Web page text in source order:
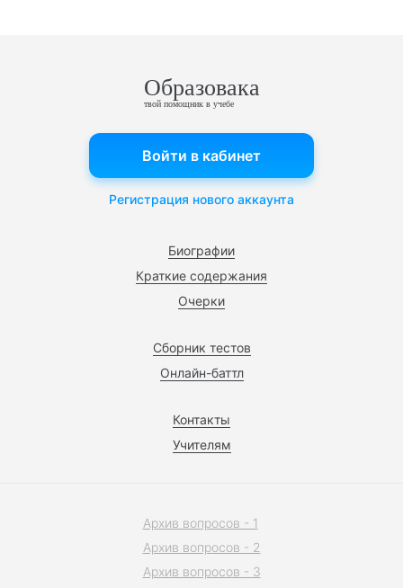
Образовака
твой помощник в учебе
Биографии
Краткие содержания
Очерки
Сборник тестов
Онлайн-баттл
Контакты
Учителям
Войти в кабинет
Регистрация нового аккаунта
Архив вопросов - 1
Архив вопросов - 2
Архив вопросов - 3